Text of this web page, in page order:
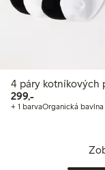
4 páry kotníkových
299,-299,00 Kč
+ 1 barvaOrganická bavlna